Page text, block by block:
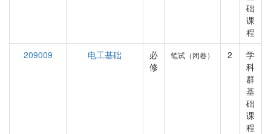
础
课
程
209009
电工基础
必
修
笔试（闭卷） 2
学
科
群
基
础
课
程